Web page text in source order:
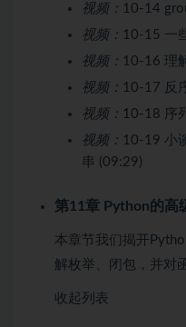
视频： 10-14
视频： 10-15 一
视频： 10-16 理
视频： 10-17 反
视频： 10-18 序
视频： 10-19 小
串 (09:29)
第11章 Python的高
本章节我们揭开
解枚举、闭包，并对
收起列表